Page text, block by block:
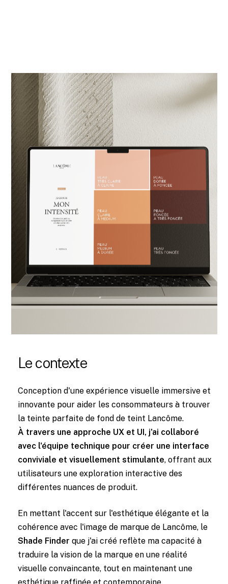
Le contexte
Conception d'une expérience visuelle immersive et
innovante pour aider les consommateurs à trouver
la teinte parfaite de fond de teint Lancôme.
À travers une approche UX et UI, j'ai collaboré
avec l'équipe technique pour créer une interface
conviviale et visuellement stimulante, offrant aux
utilisateurs une exploration interactive des
différentes nuances de produit.
En mettant l'accent sur l'esthétique élégante et la
cohérence avec l'image de marque de Lancôme, le
Shade Finder que j'ai créé reflète ma capacité à
traduire la vision de la marque en une réalité
visuelle convaincante, tout en maintenant une